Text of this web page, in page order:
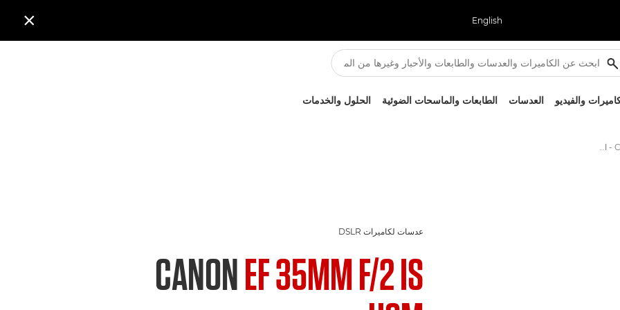
English

والفيديو العدسات الطابعات والماسحات الضوئية الحلول والخدمات
Canon EF 35mm f/2 IS USM - العدسات - عدسات الكاميرا والصور
عدسات لكاميرات DSLR
CANONEF 35MM F/2 IS